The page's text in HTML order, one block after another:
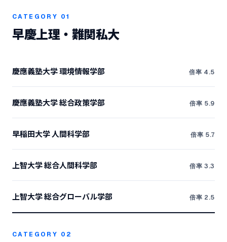
CATEGORY 01
早慶上理・難関私大
慶應義塾大学 環境情報学部 倍率 4.5
慶應義塾大学 総合政策学部 倍率 5.9
早稲田大学 人間科学部 倍率 5.7
上智大学 総合人間科学部 倍率 3.3
上智大学 総合グローバル学部 倍率 2.5
CATEGORY 02